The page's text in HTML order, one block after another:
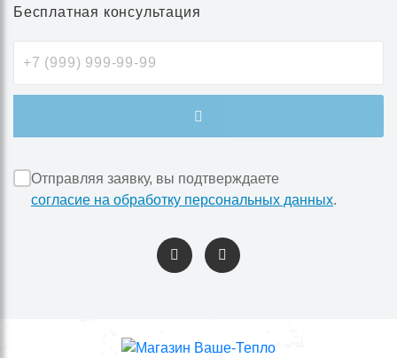
Бесплатная консультация
Отправляя заявку, вы подтверждаете
согласие на обработку персональных данных.